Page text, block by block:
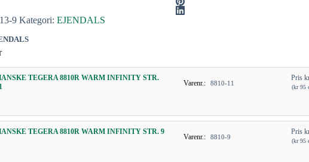
9 Kategori:EJENDALS
TEGERA 8810R WARM INFINITY STR.
Varenr.: 8810-11
Pris
(kr95
TEGERA 8810R WARM INFINITY STR. 9
Varenr.: 8810-9
Pris
(kr95